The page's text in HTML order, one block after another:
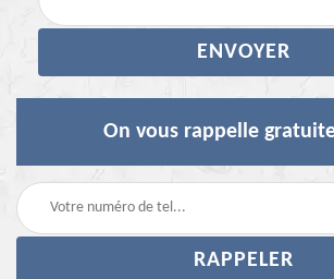
On vous rappelle